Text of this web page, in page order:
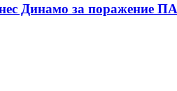
Динамо за поражение